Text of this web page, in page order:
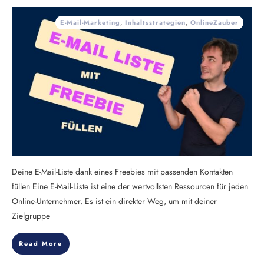
E-Mail-Marketing, Inhaltsstrategien, OnlineZauber
Deine E-Mail-Liste dank eines Freebies mit passenden Kontakten
füllen Eine E-Mail-Liste ist eine der wertvollsten Ressourcen für jeden
Online-Unternehmer. Es ist ein direkter Weg, um mit deiner
Zielgruppe
Read More